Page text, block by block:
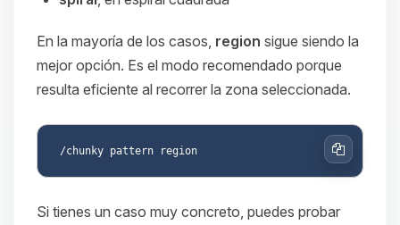
En la mayoría de los casos, region sigue siendo la
mejor opción. Es el modo recomendado porque
resulta eficiente al recorrer la zona seleccionada.
Copiar
Si tienes un caso muy concreto, puedes probar